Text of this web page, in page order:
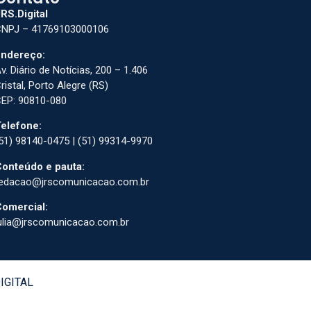
– 41769103000106
Diário de Notícias, 200 – 1.406
Porto Alegre (RS)
90810-080
98140-0475 | (51) 99314-9970
e pauta: